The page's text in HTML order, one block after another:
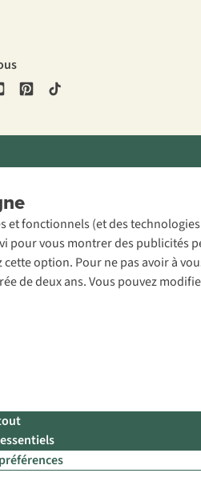
fonctionnels (et des
vous montrer des publicités
option. Pour ne pas avoir à
de deux ans. Vous pouvez